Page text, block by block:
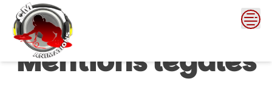
content
Mentions légales